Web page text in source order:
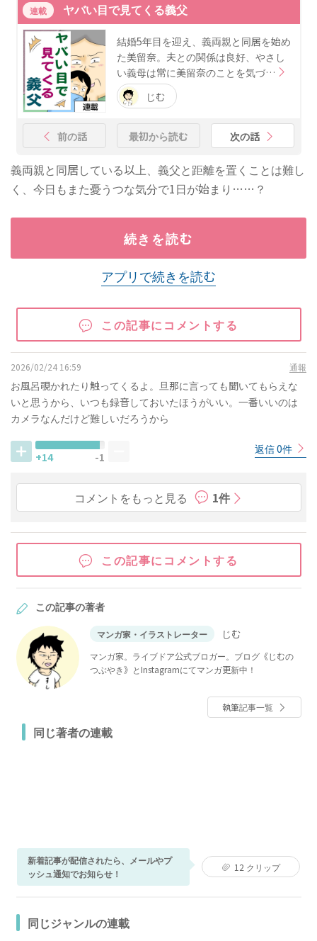
連載 ヤバい目で見てくる義父
結婚5年目を迎え、義両親と同居を始め
た美留奈。夫との関係は良好、やさし
い義母は常に美留奈のことを気づ…
じむ
前の話 最初から読む 次の話
義両親と同居している以上、義父と距離を置くことは難し
く、今日もまた憂うつな気分で1日が始まり……？
続きを読む
アプリで続きを読む
この記事にコメントする
2026/02/24 16:59 通報
お風呂覗かれたり触ってくるよ。旦那に言っても聞いてもらえな
いと思うから、いつも録音しておいたほうがいい。一番いいのは
カメラなんだけど難しいだろうから
+14 -1
返信 0件
コメントをもっと見る 1件
この記事にコメントする
この記事の著者
マンガ家・イラストレーター じむ
マンガ家。ライブドア公式ブロガー。ブログ《じむの
つぶやき》とInstagramにてマンガ更新中！
執筆記事一覧
同じ著者の連載
新着記事が配信されたら、メールやプ
ッシュ通知でお知らせ！
12 クリップ
同じジャンルの連載